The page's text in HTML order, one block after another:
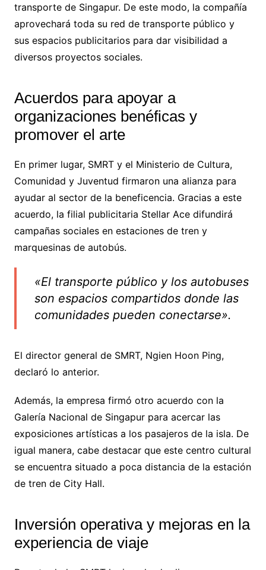
transporte de Singapur. De este modo, la compañía
aprovechará toda su red de transporte público y
sus espacios publicitarios para dar visibilidad a
diversos proyectos sociales.
Acuerdos para apoyar a
organizaciones benéficas y
promover el arte
En primer lugar, SMRT y el Ministerio de Cultura,
Comunidad y Juventud firmaron una alianza para
ayudar al sector de la beneficencia. Gracias a este
acuerdo, la filial publicitaria Stellar Ace difundirá
campañas sociales en estaciones de tren y
marquesinas de autobús.
«El transporte público y los autobuses
son espacios compartidos donde las
comunidades pueden conectarse».
El director general de SMRT, Ngien Hoon Ping,
declaró lo anterior.
Además, la empresa firmó otro acuerdo con la
Galería Nacional de Singapur para acercar las
exposiciones artísticas a los pasajeros de la isla. De
igual manera, cabe destacar que este centro cultural
se encuentra situado a poca distancia de la estación
de tren de City Hall.
Inversión operativa y mejoras en la
experiencia de viaje